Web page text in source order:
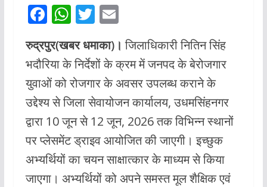
F
e
b
o
o
k
W
at
s
A
p
p
T
itt
er
E
m
ai
l
रुद्रपुर(खबर धमाका)। जिलाधिकारी नितिन सिंह
भदौरिया के निर्देशों के क्रम में जनपद के बेरोजगार
युवाओं को रोजगार के अवसर उपलब्ध कराने के
उद्देश्य से जिला सेवायोजन कार्यालय, उधमसिंहनगर
द्वारा 10 जून से 12 जून, 2026 तक विभिन्न स्थानों
पर प्लेसमेंट ड्राइव आयोजित की जाएगी। इच्छुक
अभ्यर्थियों का चयन साक्षात्कार के माध्यम से किया
जाएगा। अभ्यर्थियों को अपने समस्त मूल शैक्षिक एवं